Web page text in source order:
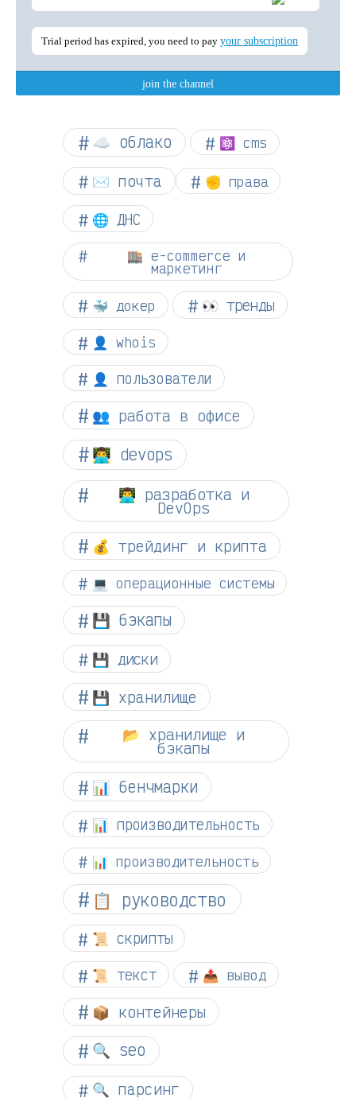
☁︎ облако ⚛ cms
✉️ почта ✊ права
🌐 ДНС
🏬 e-commerce и
маркетинг
🐳 докер 👀 тренды
👤 whois
👤 пользователи
👥 работа в офисе
👨‍💻 devops
👨‍💻 разработка и
DevOps
💰 трейдинг и крипта
💻 операционные системы
💾 бэкапы
💾 диски
💾 хранилище
📂 хранилище и
бэкапы
📊 бенчмарки
📊 производительность
📊 производительность
📋 руководство
📜 скрипты
📜 текст 📤 вывод
📦 контейнеры
🔍 seo
🔍 парсинг